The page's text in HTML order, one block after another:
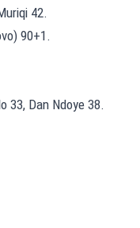
42.
90+1.
33, Dan Ndoye 38.